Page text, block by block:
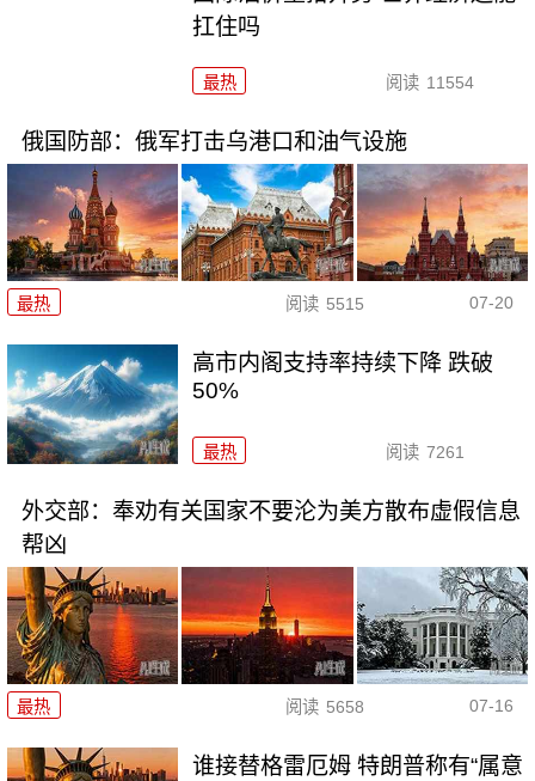
扛住吗
最热 阅读 11554
俄国防部：俄军打击乌港口和油气设施
最热 阅读 5515 07-20
高市内阁支持率持续下降 跌破
50%
最热 阅读 7261
外交部：奉劝有关国家不要沦为美方散布虚假信息
帮凶
最热 阅读 5658 07-16
谁接替格雷厄姆 特朗普称有“属意